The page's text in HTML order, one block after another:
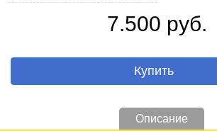
7.500 руб.
Купить
Описание